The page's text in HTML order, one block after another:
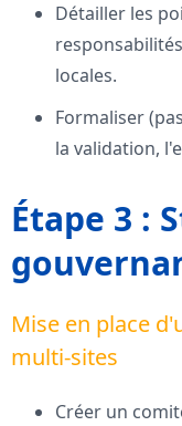
Détailler les
locales.
Formaliser
la validation,
Étape 3 :
Mise en place
multi-sites
Créer un